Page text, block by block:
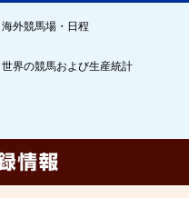
海外競馬場・日程
世界の競馬および生産統計